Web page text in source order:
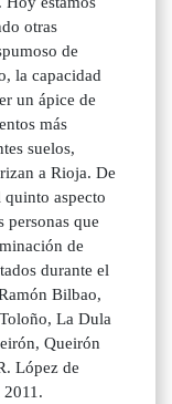
otras
de
la capacidad
un ápice de
más
suelos,
a Rioja. De
quinto aspecto
personas que
de
durante el
Bilbao,
La Dula
Queirón
López de